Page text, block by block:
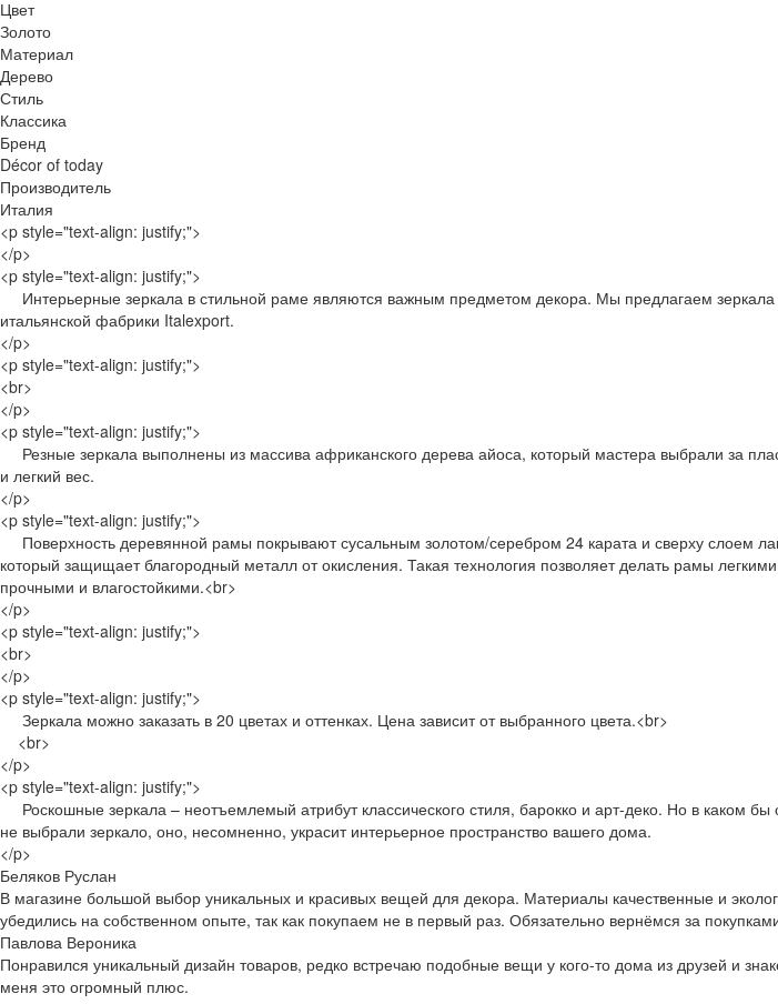
Цвет
Золото
Материал
Дерево
Стиль
Классика
Бренд
Décor of today
Производитель
Италия
<p style="text-align: justify;">
</p>
<p style="text-align: justify;">
Интерьерные зеркала в стильной раме являются важным предметом декора. Мы предлагаем зеркала
итальянской фабрики Italexport.
</p>
<p style="text-align: justify;">
<br>
</p>
<p style="text-align: justify;">
Резные зеркала выполнены из массива африканского дерева айоса, который мастера выбрали за
и легкий вес.
</p>
<p style="text-align: justify;">
Поверхность деревянной рамы покрывают сусальным золотом/серебром 24 карата и сверху слоем
который защищает благородный металл от окисления. Такая технология позволяет делать рамы
прочными и влагостойкими.<br>
</p>
<p style="text-align: justify;">
<br>
</p>
<p style="text-align: justify;">
Зеркала можно заказать в 20 цветах и оттенках. Цена зависит от выбранного цвета.<br>
<br>
</p>
<p style="text-align: justify;">
Роскошные зеркала – неотъемлемый атрибут классического стиля, барокко и арт-деко. Но в каком бы
не выбрали зеркало, оно, несомненно, украсит интерьерное пространство вашего дома.
</p>
Беляков Руслан
В магазине большой выбор уникальных и красивых вещей для декора. Материалы качественные и
убедились на собственном опыте, так как покупаем не в первый раз. Обязательно вернёмся за
Павлова Вероника
Понравился уникальный дизайн товаров, редко встречаю подобные вещи у кого-то дома из друзей и
меня это огромный плюс.